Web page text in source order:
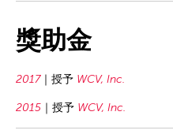
獎助金
2017 授予 WCV, Inc.
2015 授予 WCV, Inc.